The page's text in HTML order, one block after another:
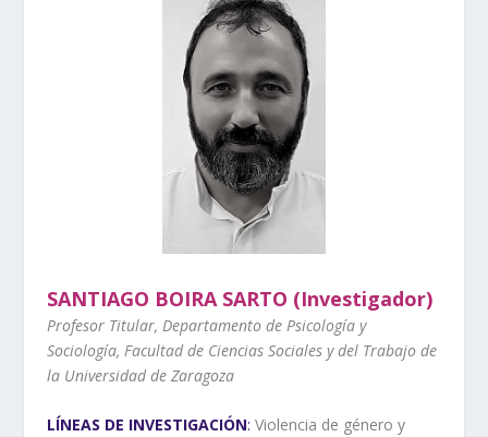
SANTIAGO BOIRA SARTO (Investigador)
Profesor Titular, Departamento de Psicología y
Sociología, Facultad de Ciencias Sociales y del Trabajo de
la Universidad de Zaragoza
LÍNEAS DE INVESTIGACIÓN: Violencia de género y